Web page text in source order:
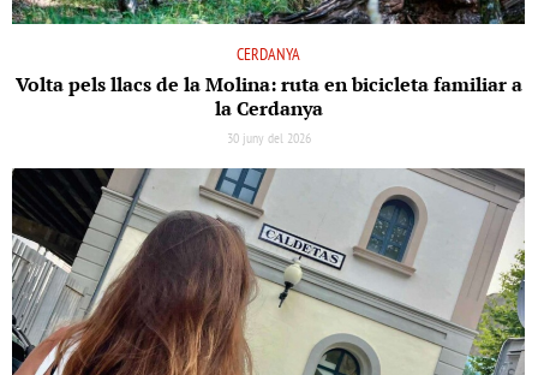
CERDANYA
Volta pels llacs de la Molina: ruta en bicicleta familiar a
la Cerdanya
30 juny del 2026